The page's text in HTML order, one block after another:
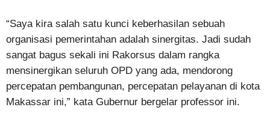
“Saya kira salah satu kunci keberhasilan sebuah
organisasi pemerintahan adalah sinergitas. Jadi sudah
sangat bagus sekali ini Rakorsus dalam rangka
mensinergikan seluruh OPD yang ada, mendorong
percepatan pembangunan, percepatan pelayanan di kota
Makassar ini,” kata Gubernur bergelar professor ini.